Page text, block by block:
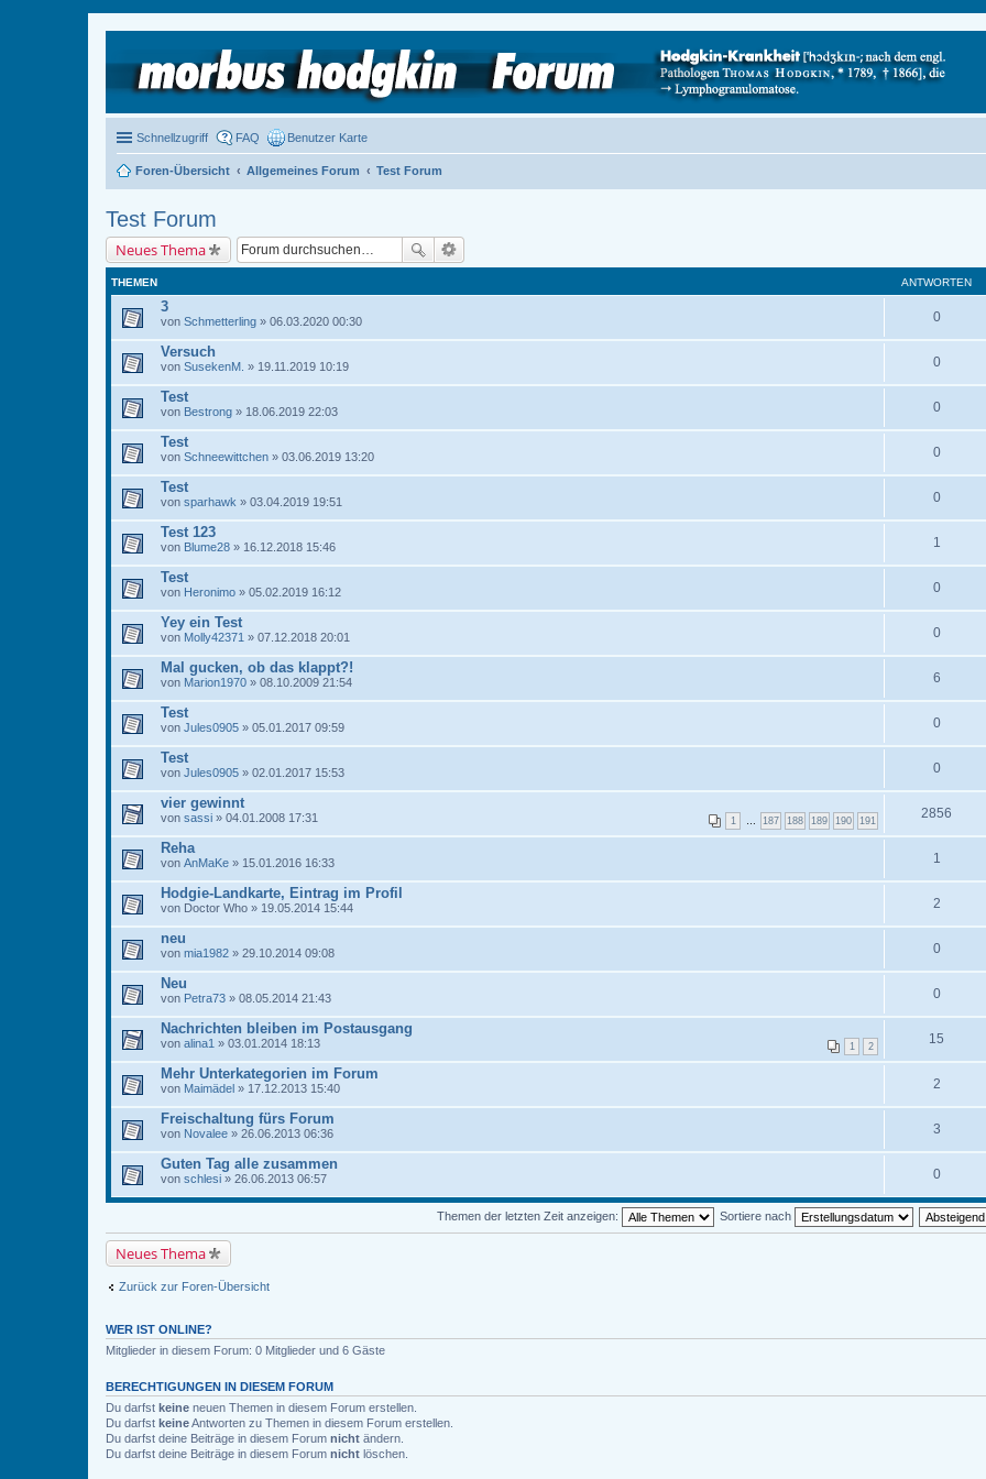
Schnellzugriff FAQ Benutzer Karte
Foren-Übersicht Allgemeines Forum Test Forum
Test Forum
Neues Thema
THEMEN ANTWORTEN
3
von Schmetterling » 06.03.2020 00:30 0
Versuch
von SusekenM. » 19.11.2019 10:19 0
Test
von Bestrong » 18.06.2019 22:03 0
Test
von Schneewittchen » 03.06.2019 13:20 0
Test
von sparhawk » 03.04.2019 19:51 0
Test 123
von Blume28 » 16.12.2018 15:46 1
Test
von Heronimo » 05.02.2019 16:12 0
Yey ein Test
von Molly42371 » 07.12.2018 20:01 0
Mal gucken, ob das klappt?!
von Marion1970 » 08.10.2009 21:54 6
Test
von Jules0905 » 05.01.2017 09:59 0
Test
von Jules0905 » 02.01.2017 15:53 0
vier gewinnt
1 … 187 188 189 190 191
von sassi » 04.01.2008 17:31 2856
Reha
von AnMaKe » 15.01.2016 16:33 1
Hodgie-Landkarte, Eintrag im Profil
von Doctor Who » 19.05.2014 15:44 2
neu
von mia1982 » 29.10.2014 09:08 0
Neu
von Petra73 » 08.05.2014 21:43 0
Nachrichten bleiben im Postausgang
1 2
von alina1 » 03.01.2014 18:13 15
Mehr Unterkategorien im Forum
von Maimädel » 17.12.2013 15:40 2
Freischaltung fürs Forum
von Novalee » 26.06.2013 06:36 3
Guten Tag alle zusammen
von schlesi » 26.06.2013 06:57 0
Themen der letzten Zeit anzeigen: Sortiere nach
Neues Thema
Zurück zur Foren-Übersicht
WER IST ONLINE?
Mitglieder in diesem Forum: 0 Mitglieder und 6 Gäste
BERECHTIGUNGEN IN DIESEM FORUM
Du darfst keine neuen Themen in diesem Forum erstellen.
Du darfst keineAntworten zu Themen in diesem Forum erstellen.
Du darfst deine Beiträge in diesem Forum nicht ändern.
Du darfst deine Beiträge in diesem Forum nicht löschen.